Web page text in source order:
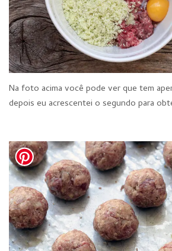
Na foto acima você pode ver que tem
depois eu acrescentei o segundo para